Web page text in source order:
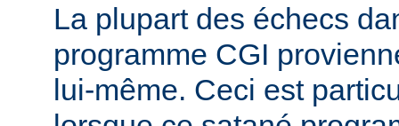
La plupart des échecs
programme CGI
lui-même. Ceci est